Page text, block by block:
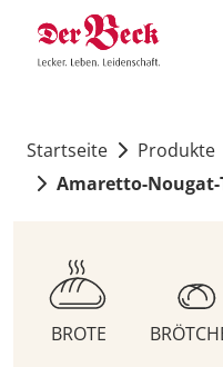
Startseite Produkte
Amaretto-
BROTE